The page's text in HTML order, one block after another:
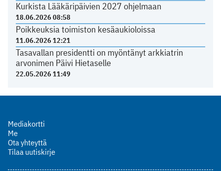
Kurkista Lääkäripäivien 2027 ohjelmaan
18.06.2026 08:58
Poikkeuksia toimiston kesäaukioloissa
11.06.2026 12:21
Tasavallan presidentti on myöntänyt arkkiatrin
arvonimen Päivi Hietaselle
22.05.2026 11:49
Mediakortti
Me
Ota yhteyttä
Tilaa uutiskirje